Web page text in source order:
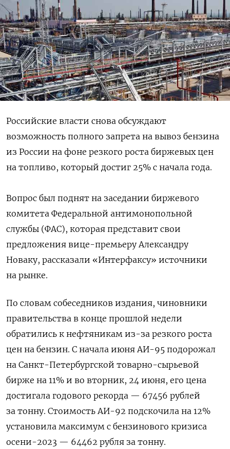
Российские власти снова обсуждают
возможность полного запрета на вывоз бензина
из России на фоне резкого роста биржевых цен
на топливо, который достиг 25% с начала года.
Вопрос был поднят на заседании биржевого
комитета Федеральной антимонопольной
службы (ФАС), которая представит свои
предложения вице-премьеру Александру
Новаку, рассказали «Интерфаксу» источники
на рынке.
По словам собеседников издания, чиновники
правительства в конце прошлой недели
обратились к нефтяникам из-за резкого роста
цен на бензин. С начала июня АИ-95 подорожал
на Санкт-Петербургской товарно-сырьевой
бирже на 11% и во вторник, 24 июня, его цена
достигала годового рекорда — 67456 рублей
за тонну. Стоимость АИ-92 подскочила на 12%
установила максимум с бензинового кризиса
осени-2023 — 64462 рубля за тонну.